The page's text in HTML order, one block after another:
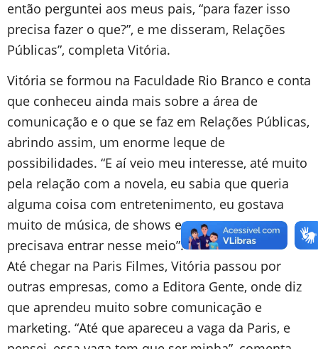
então perguntei aos meus pais, “para fazer isso
precisa fazer o que?”, e me disseram, Relações
Públicas”, completa Vitória.
Vitória se formou na Faculdade Rio Branco e conta
que conheceu ainda mais sobre a área de
comunicação e o que se faz em Relações Públicas,
abrindo assim, um enorme leque de
possibilidades. “E aí veio meu interesse, até muito
pela relação com a novela, eu sabia que queria
alguma coisa com entretenimento, eu gostava
muito de música, de shows e
precisava entrar nesse meio”.
Até chegar na Paris Filmes, Vitória passou por
outras empresas, como a Editora Gente, onde diz
que aprendeu muito sobre comunicação e
marketing. “Até que apareceu a vaga da Paris, e